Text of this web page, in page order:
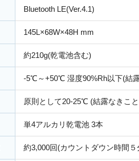
Bluetooth LE(Ver.4.1)
145L×68W×48H mm
約210g(乾電池含む)
-5℃～+50℃ 湿度90%Rh以下(結
原則として20-25℃ (結露なきこ
単4アルカリ乾電池 3本
約3,000回(カウントダウン時間